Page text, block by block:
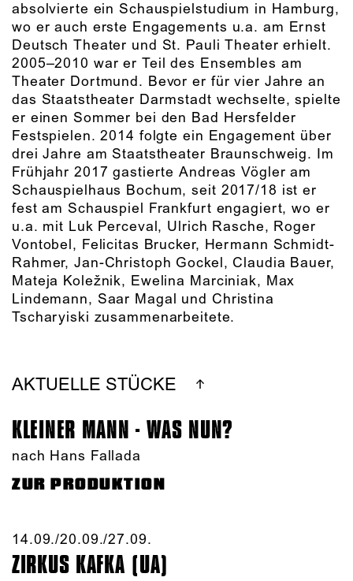
absolvierte ein Schauspielstudium in Hamburg,
wo er auch erste Engagements u.a. am Ernst
Deutsch Theater und St. Pauli Theater erhielt.
2005–2010 war er Teil des Ensembles am
Theater Dortmund. Bevor er für vier Jahre an
das Staatstheater Darmstadt wechselte, spielte
er einen Sommer bei den Bad Hersfelder
Festspielen. 2014 folgte ein Engagement über
drei Jahre am Staatstheater Braunschweig. Im
Frühjahr 2017 gastierte Andreas Vögler am
Schauspielhaus Bochum, seit 2017/18 ist er
fest am Schauspiel Frankfurt engagiert, wo er
u.a. mit Luk Perceval, Ulrich Rasche, Roger
Vontobel, Felicitas Brucker, Hermann Schmidt-
Rahmer, Jan-Christoph Gockel, Claudia Bauer,
Mateja Koležnik, Ewelina Marciniak, Max
Lindemann, Saar Magal und Christina
Tscharyiski zusammenarbeitete.
AKTUELLE STÜCKE
KLEINER MANN - WAS NUN?
nach Hans Fallada
ZUR PRODUKTION
14.09./​20.09./​27.09.​
ZIRKUS KAFKA (UA)